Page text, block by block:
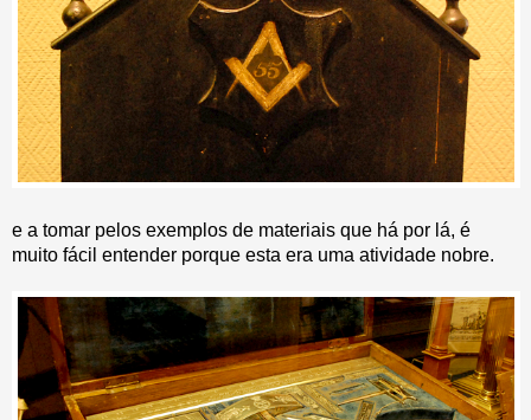
e a tomar pelos exemplos de materiais que há por lá, é
muito fácil entender porque esta era uma atividade nobre.